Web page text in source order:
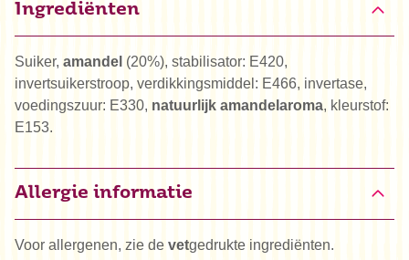
Ingrediënten
Suiker, amandel (20%), stabilisator: E420,
invertsuikerstroop, verdikkingsmiddel: E466, invertase,
voedingszuur: E330, natuurlijk amandelaroma, kleurstof:
E153.
Allergie informatie
Voor allergenen, zie de vetgedrukte ingrediënten.